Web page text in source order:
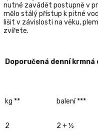
nutné zavádět postupně v
mělo stálý přístup k pitné
lišit v závislosti na věku,
zvířete.
Doporučená denní krmná
kg ** balení ***
2 2 + ½